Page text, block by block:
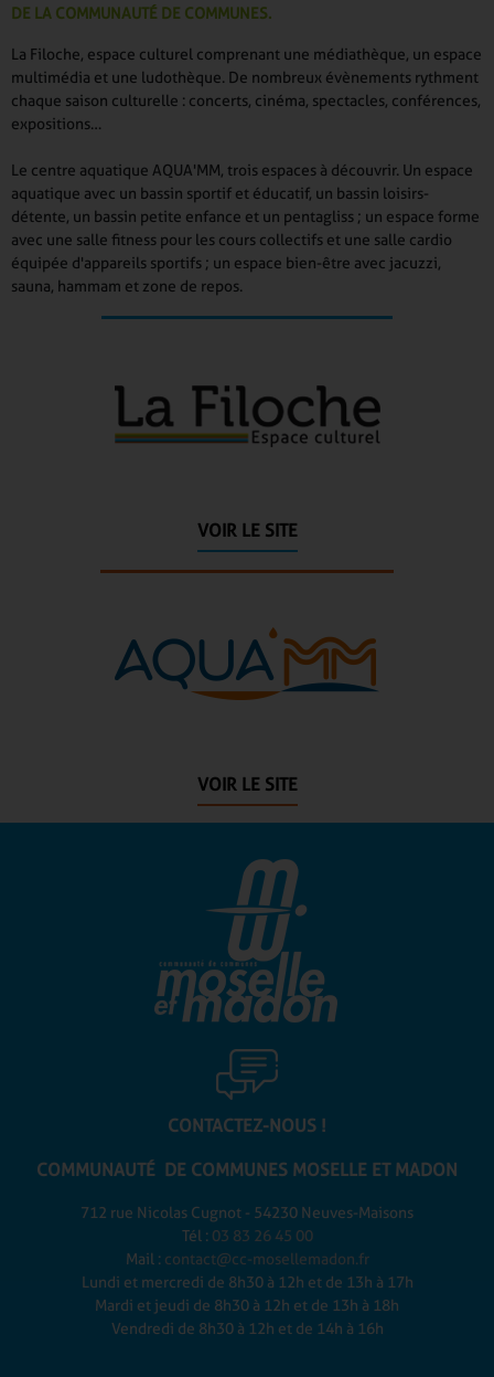
DE LA COMMUNAUTÉ DE COMMUNES.
La Filoche, espace culturel comprenant une médiathèque, un espace
multimédia et une ludothèque. De nombreux évènements rythment
chaque saison culturelle : concerts, cinéma, spectacles, conférences,
expositions…
Le centre aquatique AQUA'MM, trois espaces à découvrir. Un espace
aquatique avec un bassin sportif et éducatif, un bassin loisirs-
détente, un bassin petite enfance et un pentagliss ; un espace forme
avec une salle fitness pour les cours collectifs et une salle cardio
équipée d'appareils sportifs ; un espace bien-être avec jacuzzi,
sauna, hammam et zone de repos.
VOIR LE SITE
VOIR LE SITE
CONTACTEZ-NOUS !
COMMUNAUTÉ DE COMMUNES MOSELLE ET MADON
712 rue Nicolas Cugnot - 54230 Neuves-Maisons
Tél : 03 83 26 45 00
Mail : contact@cc-mosellemadon.fr
Lundi et mercredi de 8h30 à 12h et de 13h à 17h
Mardi et jeudi de 8h30 à 12h et de 13h à 18h
Vendredi de 8h30 à 12h et de 14h à 16h